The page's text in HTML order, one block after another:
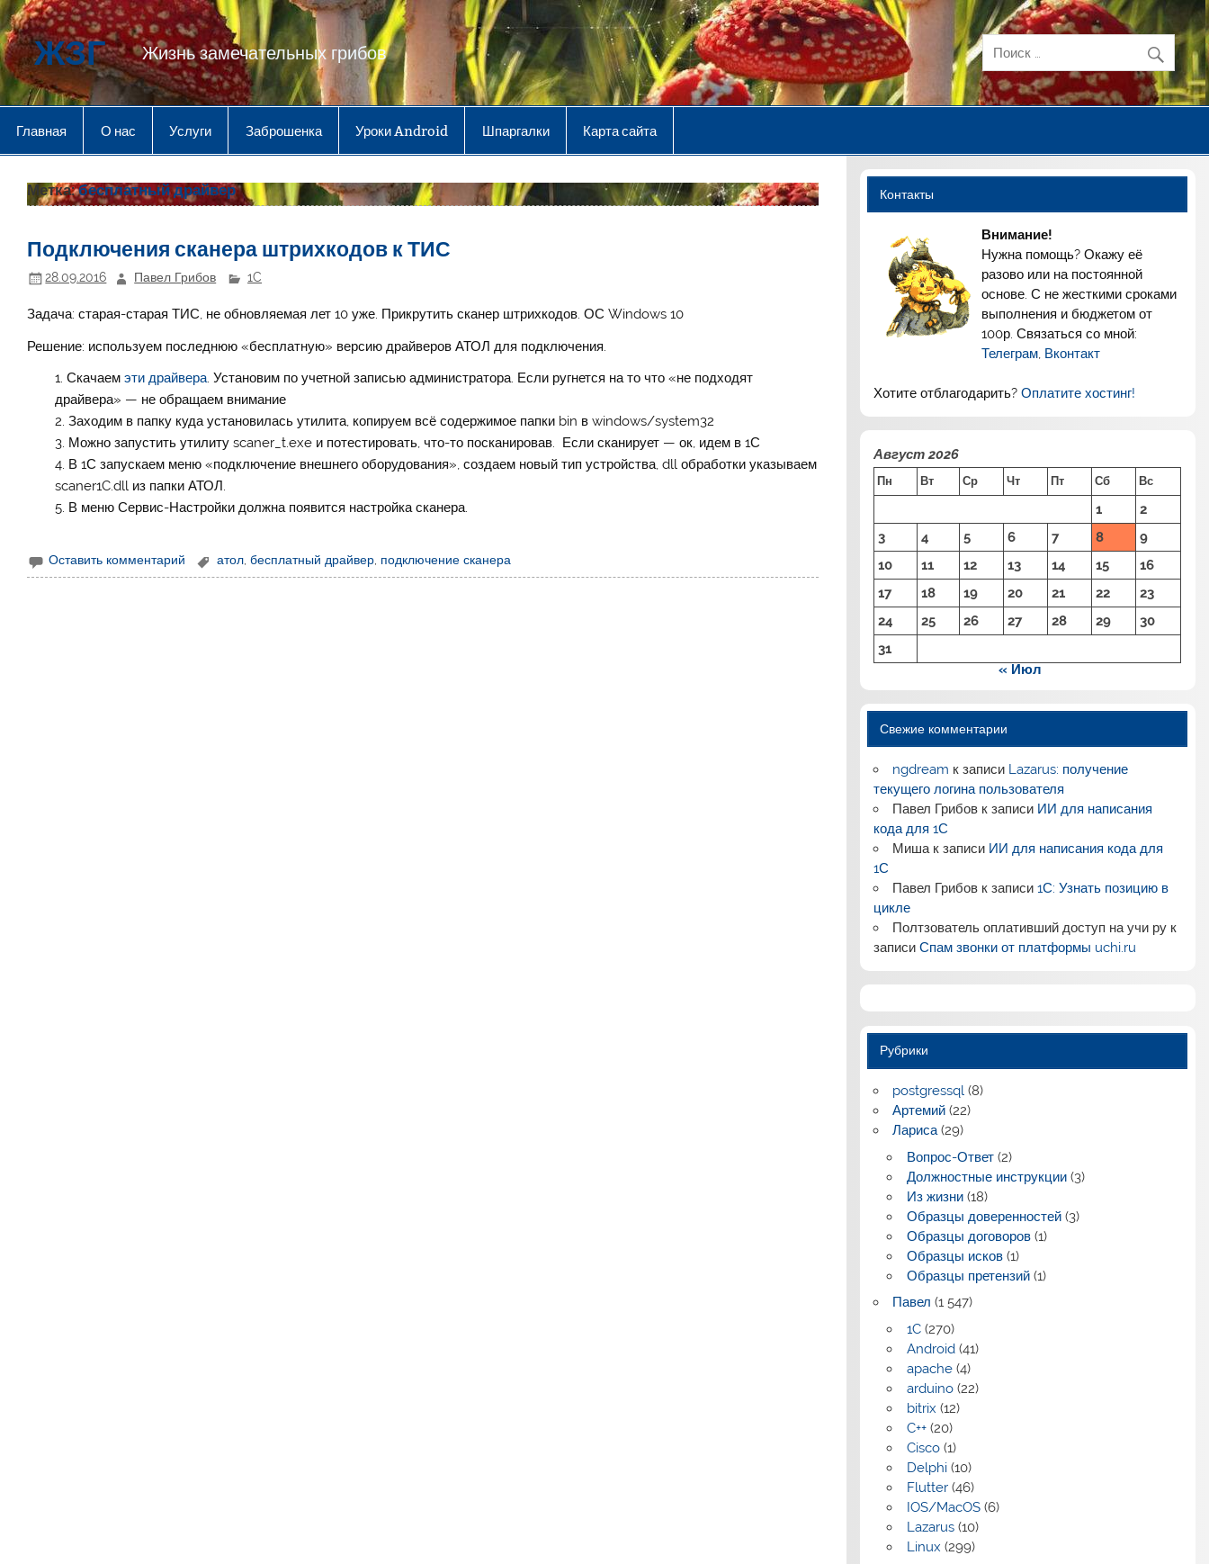
Перейти
к
содержимому
ЖЗГ Жизнь замечательных грибов
Главная О нас Услуги Заброшенка Уроки Android Шпаргалки Карта сайта
Метка:бесплатный драйвер
Подключения сканера штрихкодов к ТИС
28.09.2016 Павел Грибов 1C
Задача: старая-старая ТИС, не обновляемая лет 10 уже. Прикрутить сканер штрихкодов. ОС Windows 10
Решение: используем последнюю «бесплатную» версию драйверов АТОЛ для подключения.
Скачаем эти драйвера. Установим по учетной записью администратора. Если ругнется на то что «не подходят
драйвера» — не обращаем внимание
Заходим в папку куда установилась утилита, копируем всё содержимое папки bin в windows/system32
Можно запустить утилиту scaner_t.exe и потестировать, что-то посканировав. Если сканирует — ок, идем в 1С
В 1С запускаем меню «подключение внешнего оборудования», создаем новый тип устройства, dll обработки указываем
scaner1C.dll из папки АТОЛ.
В меню Сервис-Настройки должна появится настройка сканера.
Оставить комментарий атол,бесплатный драйвер, подключение сканера
Контакты
Внимание!
Нужна помощь? Окажу её
разово или на постоянной
основе. С не жесткими сроками
выполнения и бюджетом от
100р. Связаться со мной:
Телеграм Вконтакт
Хотите отблагодарить?Оплатите хостинг!
Август 2026
Пн Вт Ср Чт Пт Сб Вс
1
2
3
4 5 6 7 8
9
10
11 12 13 14 15
16
17
18 19 20 21 22
23
24
25 26 27 28 29
30
31
« Июл
Свежие комментарии
ngdream к записи Lazarus: получение
текущего логина пользователя
Павел Грибов к записи ИИ для написания
кода для 1С
Мишак записи ИИ для написания кода для
1С
Павел Грибов к записи1С: Узнать позицию в
цикле
Полтзователь оплативший доступ на учи ру к
записиСпам звонки от платформы uchi.ru
Рубрики
postgressql (8)
Артемий (22)
Лариса(29)
Вопрос-Ответ(2)
Должностные инструкции(3)
Из жизни(18)
Образцы доверенностей(3)
Образцы договоров(1)
Образцы исков(1)
Образцы претензий(1)
Павел (1 547)
1C(270)
Android(41)
apache(4)
arduino(22)
bitrix (12)
C++(20)
Cisco(1)
Delphi(10)
Flutter(46)
IOS/MacOS(6)
Lazarus(10)
Linux (299)